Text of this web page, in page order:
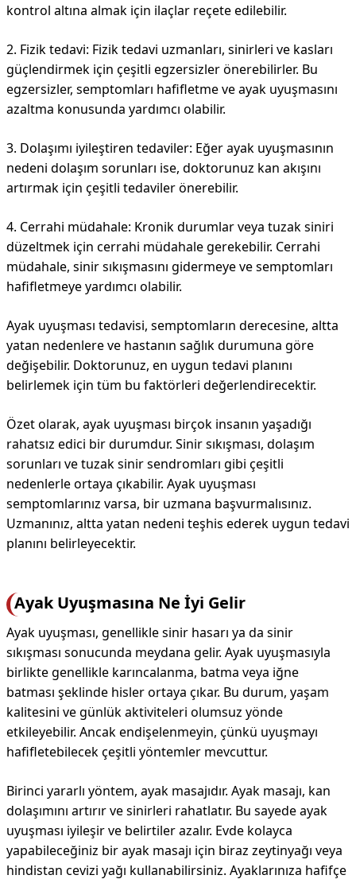
kontrol altına almak için ilaçlar reçete edilebilir.
2. Fizik tedavi: Fizik tedavi uzmanları, sinirleri ve kasları
güçlendirmek için çeşitli egzersizler önerebilirler. Bu
egzersizler, semptomları hafifletme ve ayak uyuşmasını
azaltma konusunda yardımcı olabilir.
3. Dolaşımı iyileştiren tedaviler: Eğer ayak uyuşmasının
nedeni dolaşım sorunları ise, doktorunuz kan akışını
artırmak için çeşitli tedaviler önerebilir.
4. Cerrahi müdahale: Kronik durumlar veya tuzak siniri
düzeltmek için cerrahi müdahale gerekebilir. Cerrahi
müdahale, sinir sıkışmasını gidermeye ve semptomları
hafifletmeye yardımcı olabilir.
Ayak uyuşması tedavisi, semptomların derecesine, altta
yatan nedenlere ve hastanın sağlık durumuna göre
değişebilir. Doktorunuz, en uygun tedavi planını
belirlemek için tüm bu faktörleri değerlendirecektir.
Özet olarak, ayak uyuşması birçok insanın yaşadığı
rahatsız edici bir durumdur. Sinir sıkışması, dolaşım
sorunları ve tuzak sinir sendromları gibi çeşitli
nedenlerle ortaya çıkabilir. Ayak uyuşması
semptomlarınız varsa, bir uzmana başvurmalısınız.
Uzmanınız, altta yatan nedeni teşhis ederek uygun tedavi
planını belirleyecektir.
Ayak Uyuşmasına Ne İyi Gelir
Ayak uyuşması, genellikle sinir hasarı ya da sinir
sıkışması sonucunda meydana gelir. Ayak uyuşmasıyla
birlikte genellikle karıncalanma, batma veya iğne
batması şeklinde hisler ortaya çıkar. Bu durum, yaşam
kalitesini ve günlük aktiviteleri olumsuz yönde
etkileyebilir. Ancak endişelenmeyin, çünkü uyuşmayı
hafifletebilecek çeşitli yöntemler mevcuttur.
Birinci yararlı yöntem, ayak masajıdır. Ayak masajı, kan
dolaşımını artırır ve sinirleri rahatlatır. Bu sayede ayak
uyuşması iyileşir ve belirtiler azalır. Evde kolayca
yapabileceğiniz bir ayak masajı için biraz zeytinyağı veya
hindistan cevizi yağı kullanabilirsiniz. Ayaklarınıza hafifçe